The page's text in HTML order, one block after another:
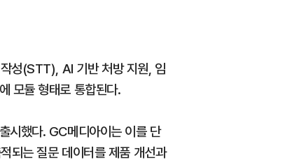
성(STT), AI 기반 처방 지원, 임
모듈 형태로 통합된다.
시했다. GC메디아이는 이를 단
되는 질문 데이터를 제품 개선과